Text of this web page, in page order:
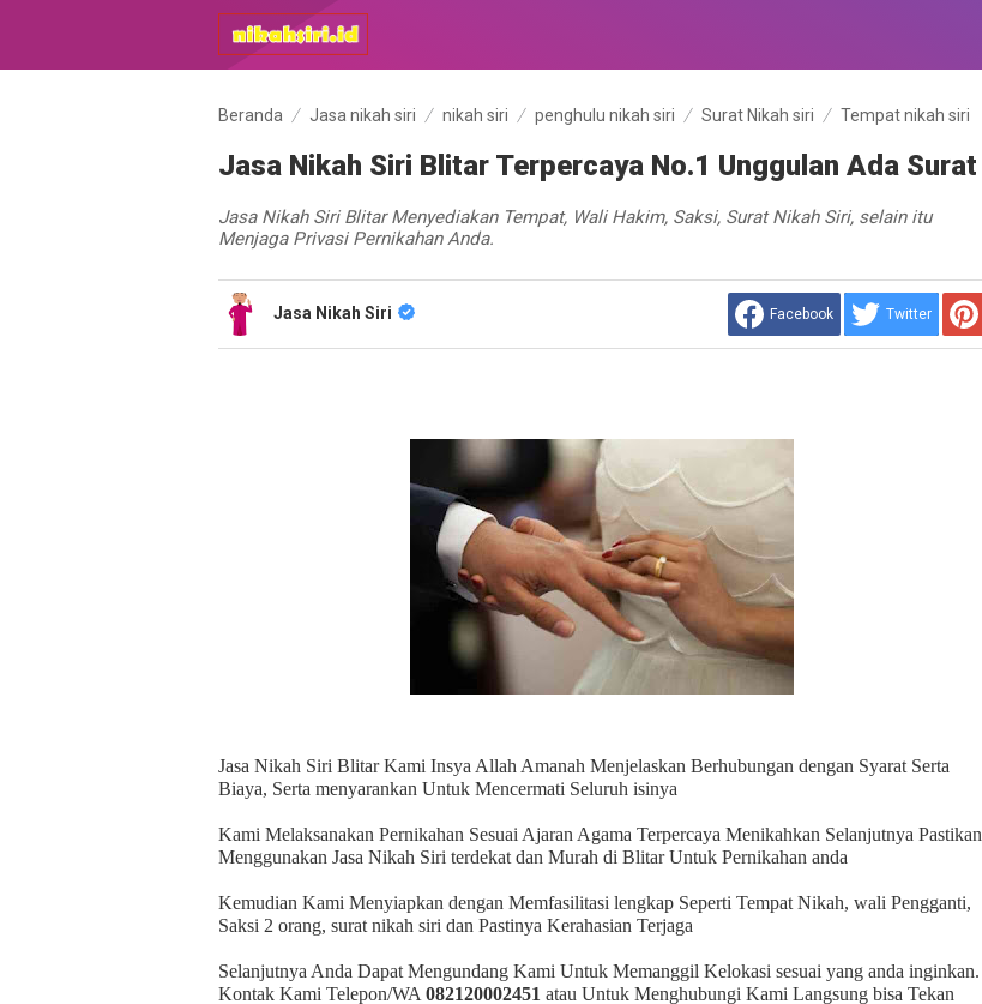
Beranda Jasa nikah siri nikah siri penghulu nikah siri Surat Nikah siri Tempat nikah siri
Jasa Nikah Siri Blitar Terpercaya No.1 Unggulan Ada Surat
Jasa Nikah Siri Blitar Menyediakan Tempat, Wali Hakim, Saksi, Surat Nikah Siri, selain itu
Menjaga Privasi Pernikahan Anda.
Jasa Nikah Siri Facebook Twitter
Jasa Nikah Siri Blitar Kami Insya Allah Amanah Menjelaskan Berhubungan dengan Syarat Serta
Biaya, Serta menyarankan Untuk Mencermati Seluruh isinya
Kami Melaksanakan Pernikahan Sesuai Ajaran Agama Terpercaya Menikahkan Selanjutnya Pastikan
Menggunakan Jasa Nikah Siri terdekat dan Murah di Blitar Untuk Pernikahan anda
Kemudian Kami Menyiapkan dengan Memfasilitasi lengkap Seperti Tempat Nikah, wali Pengganti,
Saksi 2 orang, surat nikah siri dan Pastinya Kerahasian Terjaga
Selanjutnya Anda Dapat Mengundang Kami Untuk Memanggil Kelokasi sesuai yang anda inginkan.
Kontak Kami Telepon/WA 082120002451 atau Untuk Menghubungi Kami Langsung bisa Tekan